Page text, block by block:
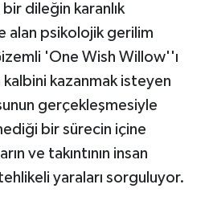
dileğin karanlık
alan psikolojik gerilim
'One Wish Willow''ı
kalbini kazanmak isteyen
gerçekleşmesiyle
bir sürecin içine
ve takıntının insan
yaraları sorguluyor.